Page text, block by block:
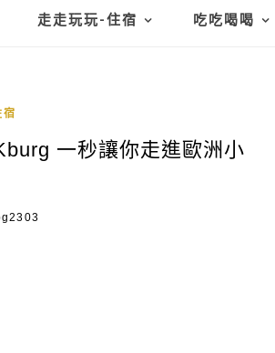
走走玩玩-住宿 吃吃喝喝
宿
一秒讓你走進歐洲小